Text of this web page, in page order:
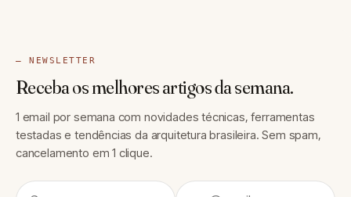
— NEWSLETTER
Receba os melhores artigos da semana.
1 email por semana com novidades técnicas, ferramentas
testadas e tendências da arquitetura brasileira. Sem spam,
cancelamento em 1 clique.